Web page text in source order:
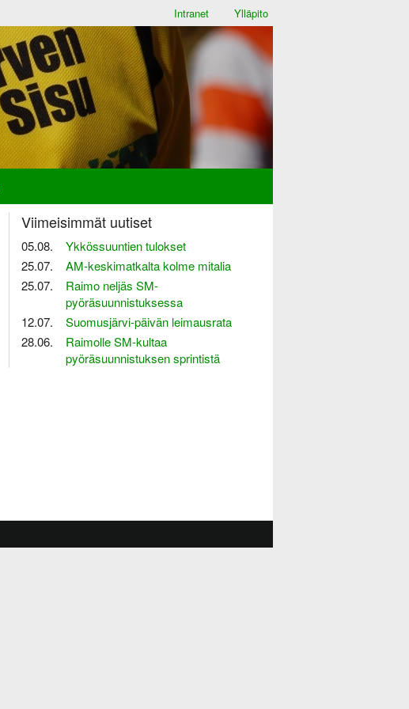
Intranet Ylläpito
Viimeisimmät uutiset
05.08.
Ykkössuuntien tulokset
25.07.
AM-keskimatkalta kolme mitalia
25.07.
Raimo neljäs SM-
pyöräsuunnistuksessa
12.07.
Suomusjärvi-päivän leimausrata
28.06.
Raimolle SM-kultaa
pyöräsuunnistuksen sprintistä